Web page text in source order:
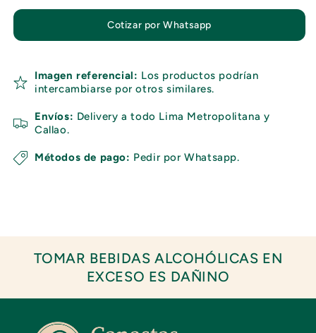
Cotizar por Whatsapp
Imagen referencial: Los productos podrían
intercambiarse por otros similares.
Envíos: Delivery a todo Lima Metropolitana y
Callao.
Métodos de pago: Pedir por Whatsapp.
TOMAR BEBIDAS ALCOHÓLICAS EN
EXCESO ES DAÑINO